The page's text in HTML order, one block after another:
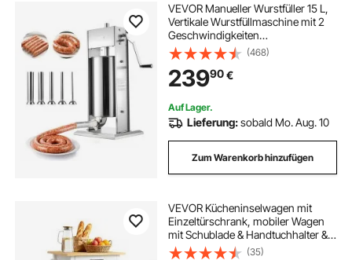
VEVOR Manueller Wurstfüller 15 L,
Vertikale Wurstfüllmaschine mit 2
Geschwindigkeiten
(Schnell/Langsam) & 5 Füllrohren &
Griff, Fleischfüller aus Edelstahl für
Gewerblichen & Privaten Gebrauch
(468)
23990€
Auf Lager.
Lieferung:sobald Mo. Aug. 10
Zum Warenkorb hinzufügen
VEVOR Kücheninselwagen mit
Einzeltürschrank, mobiler Wagen
mit Schublade & Handtuchhalter &
Haken, tragbarer Tisch auf
(35)